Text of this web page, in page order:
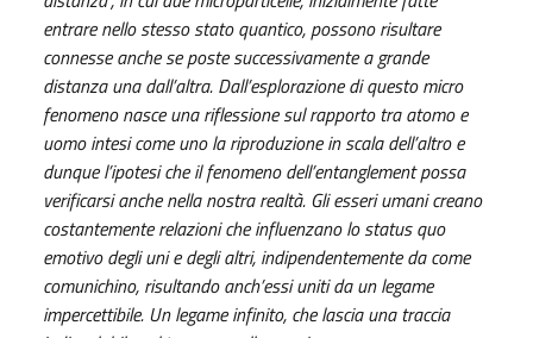
entrare nello stesso stato quantico, possono risultare
connesse anche se poste successivamente a grande
distanza una dall’altra. Dall’esplorazione di questo micro
fenomeno nasce una riflessione sul rapporto tra atomo e
uomo intesi come uno la riproduzione in scala dell’altro e
dunque l’ipotesi che il fenomeno dell’entanglement possa
verificarsi anche nella nostra realtà. Gli esseri umani creano
costantemente relazioni che influenzano lo status quo
emotivo degli uni e degli altri, indipendentemente da come
comunichino, risultando anch’essi uniti da un legame
impercettibile. Un legame infinito, che lascia una traccia